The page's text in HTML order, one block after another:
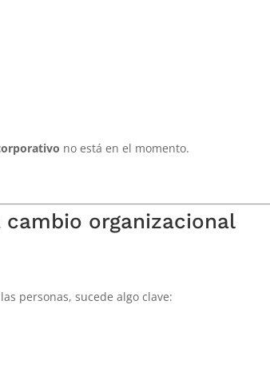
no está en el momento.
organizacional
personas, sucede algo clave: